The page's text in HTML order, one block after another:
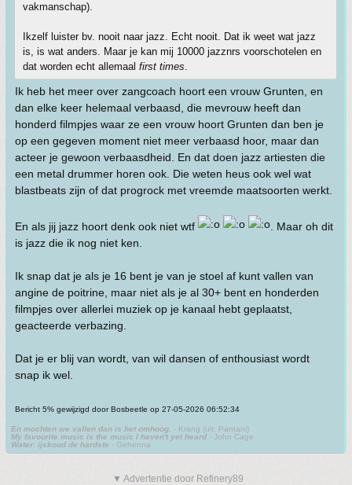
vakmanschap).
Ikzelf luister bv. nooit naar jazz. Echt nooit. Dat ik weet wat jazz
is, is wat anders. Maar je kan mij 10000 jazznrs voorschotelen en
dat worden echt allemaal first times.
Ik heb het meer over zangcoach hoort een vrouw Grunten, en
dan elke keer helemaal verbaasd, die mevrouw heeft dan
honderd filmpjes waar ze een vrouw hoort Grunten dan ben je
op een gegeven moment niet meer verbaasd hoor, maar dan
acteer je gewoon verbaasdheid. En dat doen jazz artiesten die
een metal drummer horen ook. Die weten heus ook wel wat
blastbeats zijn of dat progrock met vreemde maatsoorten werkt.
En als jij jazz hoort denk ook niet wtf
. Maar oh dit
is jazz die ik nog niet ken.
Ik snap dat je als je 16 bent je van je stoel af kunt vallen van
angine de poitrine, maar niet als je al 30+ bent en honderden
filmpjes over allerlei muziek op je kanaal hebt geplaatst,
geacteerde verbazing.
Dat je er blij van wordt, van wil dansen of enthousiast wordt
snap ik wel.
Bericht 5% gewijzigd door Bosbeetle op 27-05-2026 06:52:34
En mochten we vallen dan is het omhoog.
- Krang (uit: Pantani)
My favourite music is the music I haven't yet heard - John Cage
Water: ijskoud de hardste - Gehenna
▼ Advertentie door Refinery89